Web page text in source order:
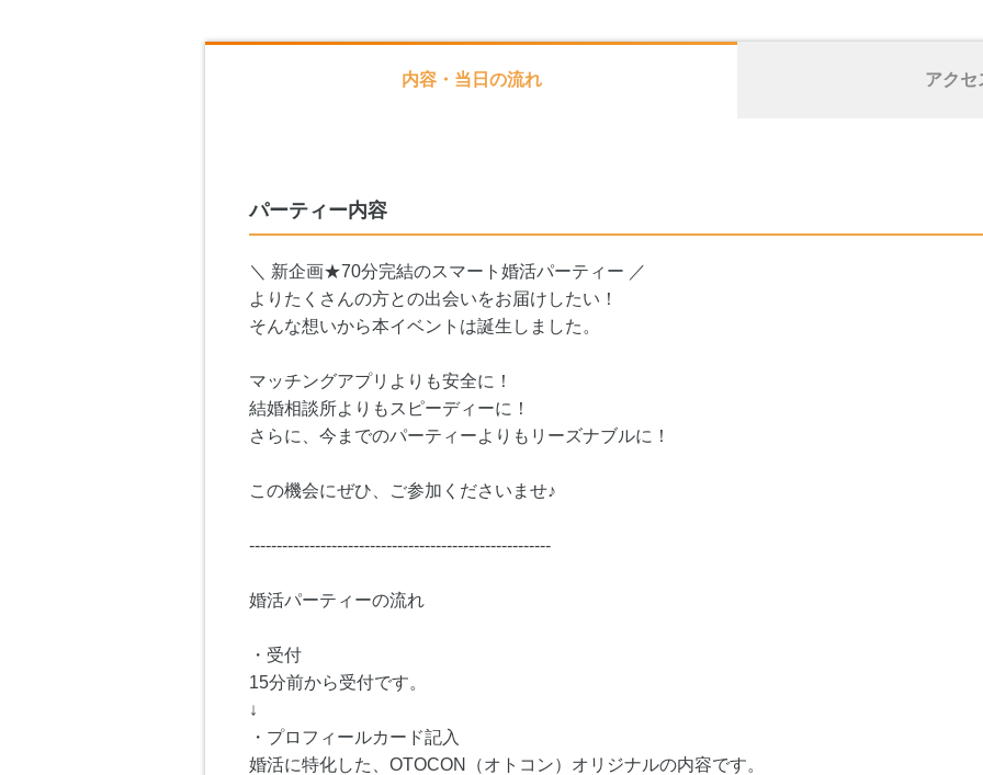
内容・当日の流れ アクセ
パーティー内容
＼ 新企画★70分完結のスマート婚活パーティー ／
よりたくさんの方との出会いをお届けしたい！
そんな想いから本イベントは誕生しました。
マッチングアプリよりも安全に！
結婚相談所よりもスピーディーに！
さらに、今までのパーティーよりもリーズナブルに！
この機会にぜひ、ご参加くださいませ♪
-------------------------------------------------------
婚活パーティーの流れ
・受付
15分前から受付です。
↓
・プロフィールカード記入
婚活に特化した、OTOCON（オトコン）オリジナルの内容です。